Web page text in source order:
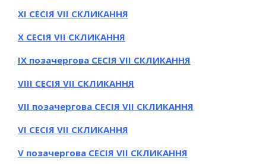
ХІ СЕСІЯ VII СКЛИКАННЯ
Х СЕСІЯ VII СКЛИКАННЯ
ІХ позачергова СЕСІЯ VII СКЛИКАННЯ
VІІI СЕСІЯ VII СКЛИКАННЯ
VІI позачергова СЕСІЯ VII СКЛИКАННЯ
VІ СЕСІЯ VII СКЛИКАННЯ
V позачергова СЕСІЯ VII СКЛИКАННЯ